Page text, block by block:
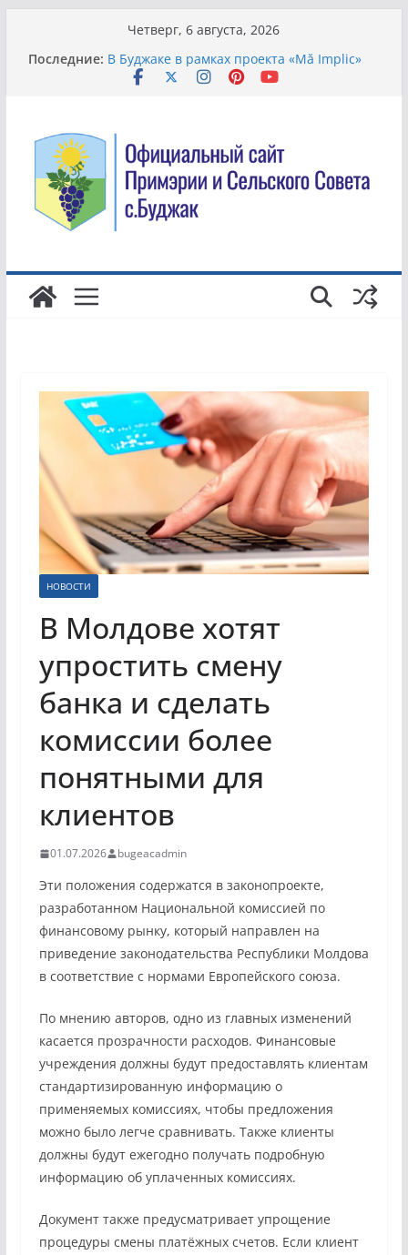
содержимому
Четверг, 6 августа, 2026
Последние: В Буджаке в рамках проекта «Mă Implic»
модернизируют систему управления
людьми.
Жители села Буджак вышли на
общеобластной субботник по
благоустройству территории
В Молдове хотят упростить смену банка и
сделать комиссии более понятными для
саду
НОВОСТИ
В Молдове хотят
упростить смену
банка и сделать
комиссии более
понятными для
клиентов
01.07.2026 bugeacadmin
Эти положения содержатся в законопроекте,
разработанном Национальной комиссией по
финансовому рынку, который направлен на
приведение законодательства Республики Молдова
в соответствие с нормами Европейского союза.
По мнению авторов, одно из главных изменений
касается прозрачности расходов. Финансовые
учреждения должны будут предоставлять клиентам
стандартизированную информацию о
применяемых комиссиях, чтобы предложения
можно было легче сравнивать. Также клиенты
должны будут ежегодно получать подробную
информацию об уплаченных комиссиях.
Документ также предусматривает упрощение
процедуры смены платёжных счетов. Если клиент